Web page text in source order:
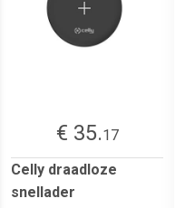
€ 35.17
Celly draadloze
snellader